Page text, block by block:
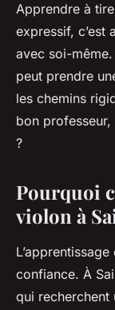
Apprendre à
expressif, c’est
avec soi-
peut prendre
les chemins
bon
?
Pourquoi
violon à
confiance. À
qui recherchent